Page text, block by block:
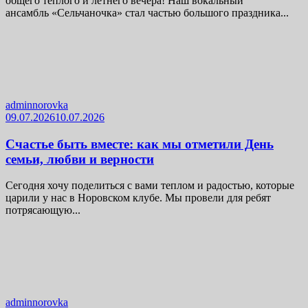
ансамбль «Сельчаночка» стал частью большого праздника...
adminnorovka
09.07.202610.07.2026
Счастье быть вместе: как мы отметили День
семьи, любви и верности
Сегодня хочу поделиться с вами теплом и радостью, которые
царили у нас в Норовском клубе. Мы провели для ребят
потрясающую...
adminnorovka